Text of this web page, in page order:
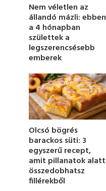
m
i
n
u
t
e
,
9
s
e
c
o
n
s
Nem véletlen az
állandó mázli: ebben
a 4 hónapban
születtek a
legszerencsésebb
emberek
Olcsó bögrés
barackos süti: 3
egyszerű recept,
amit pillanatok alatt
összedobhatsz
fillérekből